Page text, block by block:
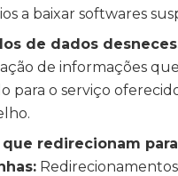
a baixar softwares
de dados
de informações
para o serviço
que redirecionam